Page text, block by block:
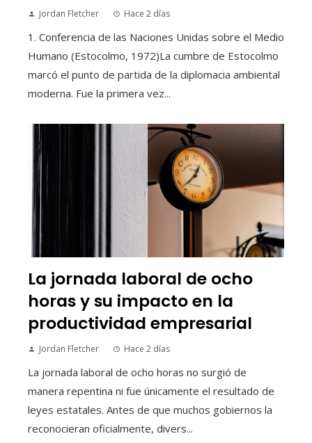
Jordan Fletcher Hace 2 días
1. Conferencia de las Naciones Unidas sobre el Medio
Humano (Estocolmo, 1972)La cumbre de Estocolmo
marcó el punto de partida de la diplomacia ambiental
moderna. Fue la primera vez...
La jornada laboral de ocho
horas y su impacto en la
productividad empresarial
Jordan Fletcher Hace 2 días
La jornada laboral de ocho horas no surgió de
manera repentina ni fue únicamente el resultado de
leyes estatales. Antes de que muchos gobiernos la
reconocieran oficialmente, divers...